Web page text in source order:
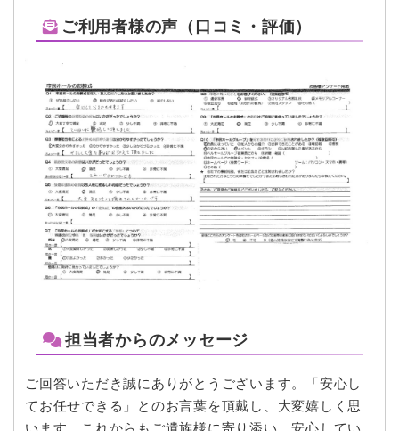
ご利用者様の声（口コミ・評価）
担当者からのメッセージ
ご回答いただき誠にありがとうございます。「安心し
てお任せできる」とのお言葉を頂戴し、大変嬉しく思
います。これからもご遺族様に寄り添い、安心してい